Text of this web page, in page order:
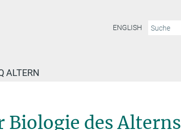
ENGLISH
ALTERN
des Alterns